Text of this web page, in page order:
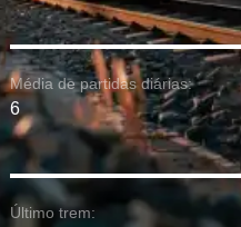
Média de partidas diárias:
6
Último trem: